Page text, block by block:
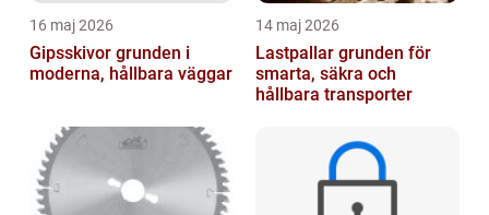
16 maj 2026
Gipsskivor grunden i
moderna, hållbara väggar
14 maj 2026
Lastpallar grunden för
smarta, säkra och
hållbara transporter